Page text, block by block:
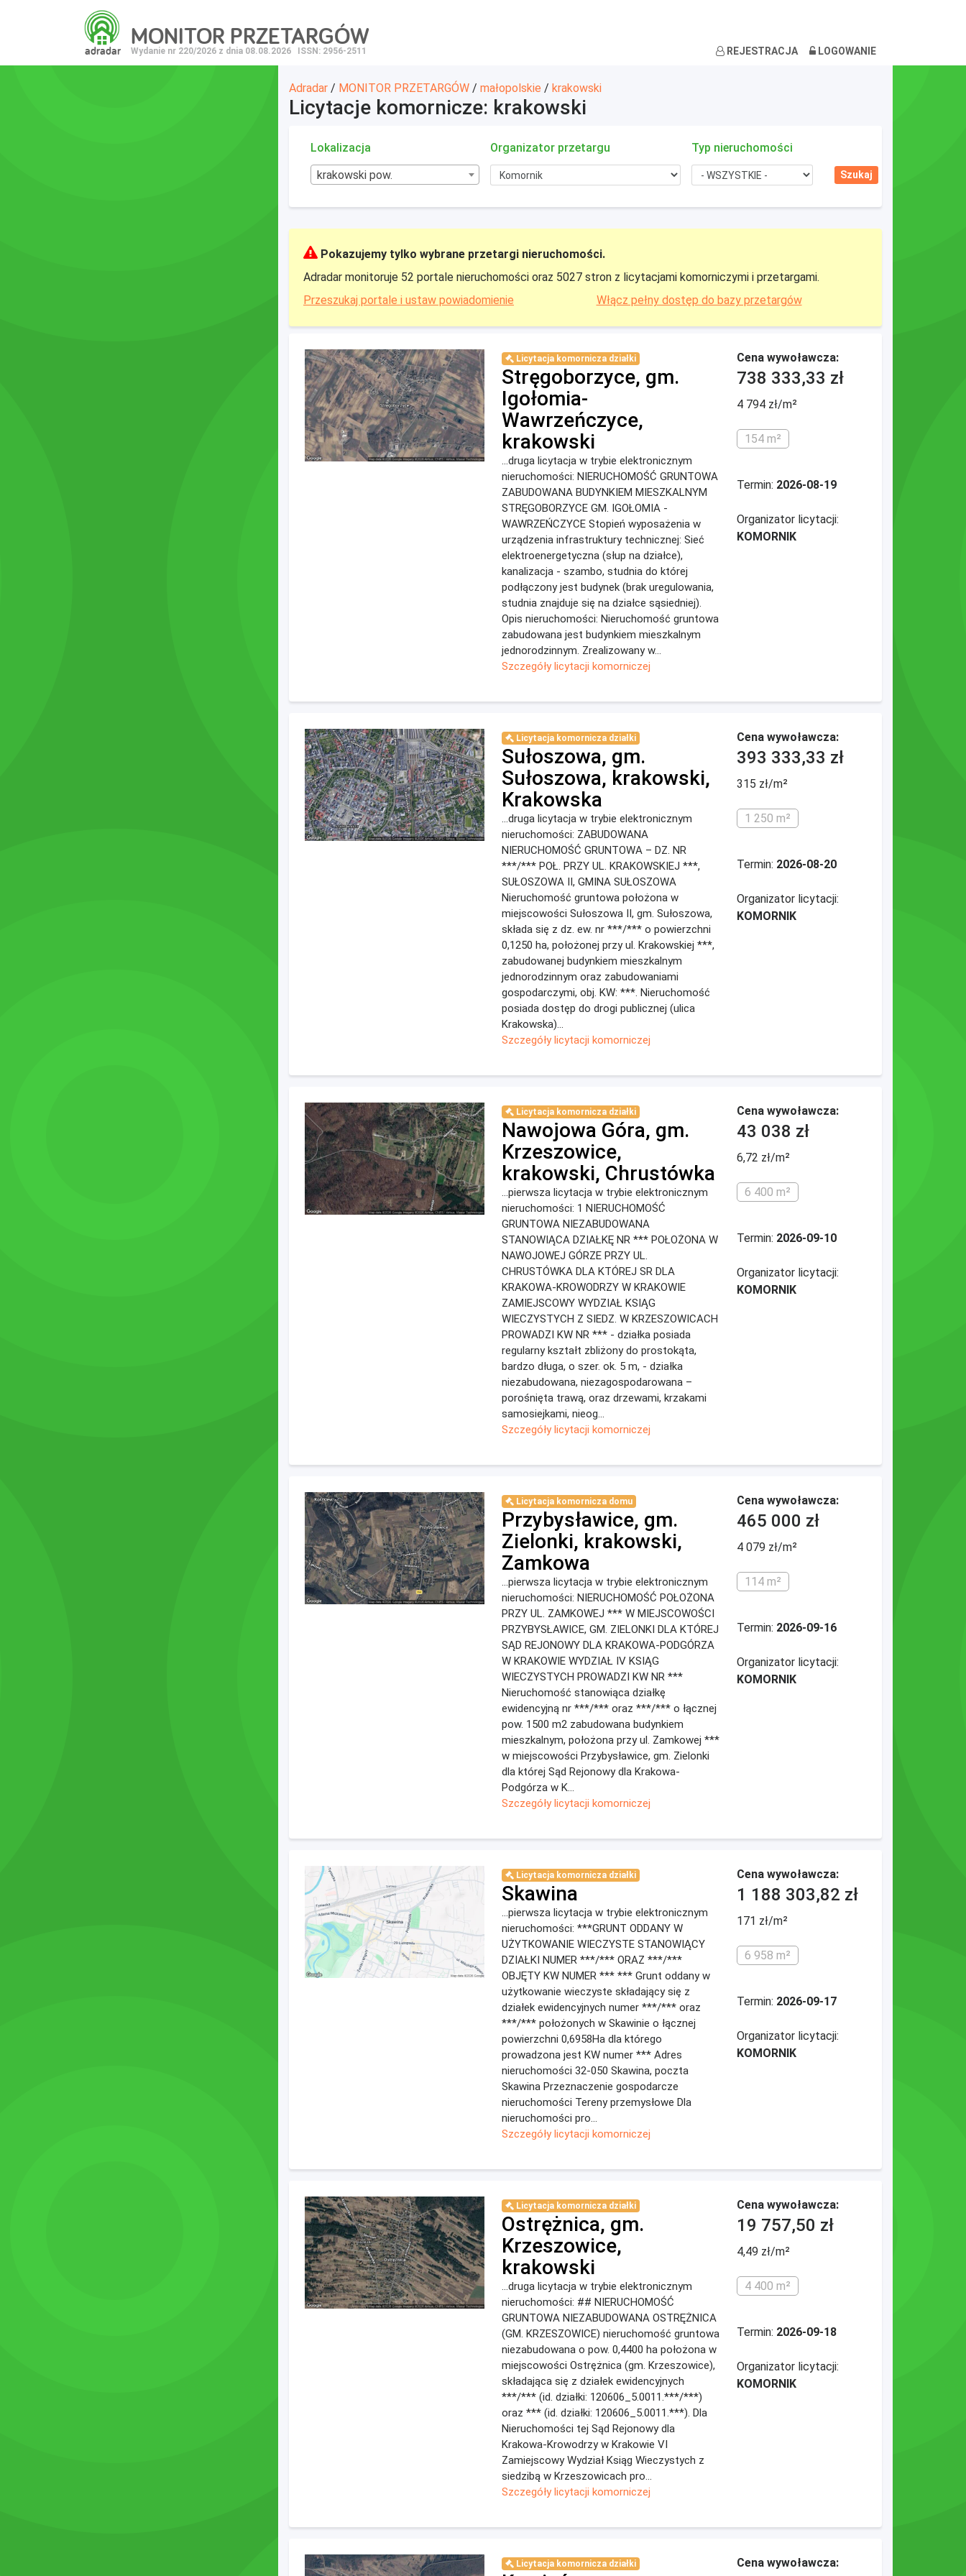
adradar
MONITOR PRZETARGÓW
Wydanie nr 220/2026 z dnia 08.08.2026 ISSN: 2956-2511 REJESTRACJA LOGOWANIE
Adradar / MONITOR PRZETARGÓW / małopolskie / krakowski
Licytacje komornicze: krakowski
Lokalizacja
krakowski pow.
Organizator przetargu Typ nieruchomości
Pokazujemy tylko wybrane przetargi nieruchomości.
Adradar monitoruje 52 portale nieruchomości oraz 5027 stron z licytacjami komorniczymi i przetargami.
Przeszukaj portale i ustaw powiadomienie
Włącz pełny dostęp do bazy przetargów
Licytacja komornicza działki
Stręgoborzyce, gm.
Igołomia-
Wawrzeńczyce,
krakowski
...druga licytacja w trybie elektronicznym
nieruchomości: NIERUCHOMOŚĆ GRUNTOWA
ZABUDOWANA BUDYNKIEM MIESZKALNYM
STRĘGOBORZYCE GM. IGOŁOMIA -
WAWRZEŃCZYCE Stopień wyposażenia w
urządzenia infrastruktury technicznej: Sieć
elektroenergetyczna (słup na działce),
kanalizacja - szambo, studnia do której
podłączony jest budynek (brak uregulowania,
studnia znajduje się na działce sąsiedniej).
Opis nieruchomości: Nieruchomość gruntowa
zabudowana jest budynkiem mieszkalnym
jednorodzinnym. Zrealizowany w...
Szczegóły licytacji komorniczej
Cena wywoławcza:
738 333,33 zł
4 794 zł/m²
154 m²
Termin: 2026-08-19
Organizator licytacji:
KOMORNIK
Licytacja komornicza działki
Sułoszowa, gm.
Sułoszowa, krakowski,
Krakowska
...druga licytacja w trybie elektronicznym
nieruchomości: ZABUDOWANA
NIERUCHOMOŚĆ GRUNTOWA – DZ. NR
***/*** POŁ. PRZY UL. KRAKOWSKIEJ ***,
SUŁOSZOWA II, GMINA SUŁOSZOWA
Nieruchomość gruntowa położona w
miejscowości Sułoszowa II, gm. Sułoszowa,
składa się z dz. ew. nr ***/*** o powierzchni
0,1250 ha, położonej przy ul. Krakowskiej ***,
zabudowanej budynkiem mieszkalnym
jednorodzinnym oraz zabudowaniami
gospodarczymi, obj. KW: ***. Nieruchomość
posiada dostęp do drogi publicznej (ulica
Krakowska)...
Szczegóły licytacji komorniczej
Cena wywoławcza:
393 333,33 zł
315 zł/m²
1 250 m²
Termin: 2026-08-20
Organizator licytacji:
KOMORNIK
Licytacja komornicza działki
Nawojowa Góra, gm.
Krzeszowice,
krakowski, Chrustówka
...pierwsza licytacja w trybie elektronicznym
nieruchomości: 1 NIERUCHOMOŚĆ
GRUNTOWA NIEZABUDOWANA
STANOWIĄCA DZIAŁKĘ NR *** POŁOŻONA W
NAWOJOWEJ GÓRZE PRZY UL.
CHRUSTÓWKA DLA KTÓREJ SR DLA
KRAKOWA-KROWODRZY W KRAKOWIE
ZAMIEJSCOWY WYDZIAŁ KSIĄG
WIECZYSTYCH Z SIEDZ. W KRZESZOWICACH
PROWADZI KW NR *** - działka posiada
regularny kształt zbliżony do prostokąta,
bardzo długa, o szer. ok. 5 m, - działka
niezabudowana, niezagospodarowana –
porośnięta trawą, oraz drzewami, krzakami
samosiejkami, nieog...
Szczegóły licytacji komorniczej
Cena wywoławcza:
43 038 zł
6,72 zł/m²
6 400 m²
Termin: 2026-09-10
Organizator licytacji:
KOMORNIK
Licytacja komornicza domu
Przybysławice, gm.
Zielonki, krakowski,
Zamkowa
...pierwsza licytacja w trybie elektronicznym
nieruchomości: NIERUCHOMOŚĆ POŁOŻONA
PRZY UL. ZAMKOWEJ *** W MIEJSCOWOŚCI
PRZYBYSŁAWICE, GM. ZIELONKI DLA KTÓREJ
SĄD REJONOWY DLA KRAKOWA-PODGÓRZA
W KRAKOWIE WYDZIAŁ IV KSIĄG
WIECZYSTYCH PROWADZI KW NR ***
Nieruchomość stanowiąca działkę
ewidencyjną nr ***/*** oraz ***/*** o łącznej
pow. 1500 m2 zabudowana budynkiem
mieszkalnym, położona przy ul. Zamkowej ***
w miejscowości Przybysławice, gm. Zielonki
dla której Sąd Rejonowy dla Krakowa-
Podgórza w K...
Szczegóły licytacji komorniczej
Cena wywoławcza:
465 000 zł
4 079 zł/m²
114 m²
Termin: 2026-09-16
Organizator licytacji:
KOMORNIK
Licytacja komornicza działki
Skawina
...pierwsza licytacja w trybie elektronicznym
nieruchomości: ***GRUNT ODDANY W
UŻYTKOWANIE WIECZYSTE STANOWIĄCY
DZIAŁKI NUMER ***/*** ORAZ ***/***
OBJĘTY KW NUMER *** *** Grunt oddany w
użytkowanie wieczyste składający się z
działek ewidencyjnych numer ***/*** oraz
***/*** położonych w Skawinie o łącznej
powierzchni 0,6958Ha dla którego
prowadzona jest KW numer *** Adres
nieruchomości 32-050 Skawina, poczta
Skawina Przeznaczenie gospodarcze
nieruchomości Tereny przemysłowe Dla
nieruchomości pro...
Szczegóły licytacji komorniczej
Cena wywoławcza:
1 188 303,82 zł
171 zł/m²
6 958 m²
Termin: 2026-09-17
Organizator licytacji:
KOMORNIK
Licytacja komornicza działki
Ostrężnica, gm.
Krzeszowice,
krakowski
...druga licytacja w trybie elektronicznym
nieruchomości: ## NIERUCHOMOŚĆ
GRUNTOWA NIEZABUDOWANA OSTRĘŻNICA
(GM. KRZESZOWICE) nieruchomość gruntowa
niezabudowana o pow. 0,4400 ha położona w
miejscowości Ostrężnica (gm. Krzeszowice),
składająca się z działek ewidencyjnych
***/*** (id. działki: 120606_5.0011.***/***)
oraz *** (id. działki: 120606_5.0011.***). Dla
Nieruchomości tej Sąd Rejonowy dla
Krakowa-Krowodrzy w Krakowie VI
Zamiejscowy Wydział Ksiąg Wieczystych z
siedzibą w Krzeszowicach pro...
Szczegóły licytacji komorniczej
Cena wywoławcza:
19 757,50 zł
4,49 zł/m²
4 400 m²
Termin: 2026-09-18
Organizator licytacji:
KOMORNIK
Licytacja komornicza działki Cena wywoławcza: